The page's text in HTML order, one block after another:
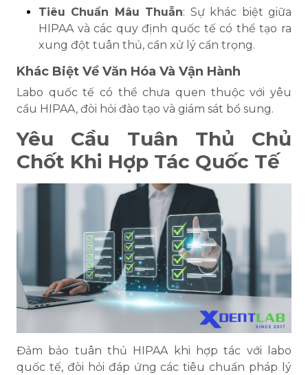
Tiêu Chuẩn Mâu Thuẫn: Sự khác biệt giữa
HIPAA và các quy định quốc tế có thể tạo ra
xung đột tuân thủ, cần xử lý cẩn trọng.
Khác Biệt Về Văn Hóa Và Vận Hành
Labo quốc tế có thể chưa quen thuộc với yêu
cầu HIPAA, đòi hỏi đào tạo và giám sát bổ sung.
Yêu Cầu Tuân Thủ Chủ
Chốt Khi Hợp Tác Quốc Tế
Đảm bảo tuân thủ HIPAA khi hợp tác với labo
quốc tế, đòi hỏi đáp ứng các tiêu chuẩn pháp lý